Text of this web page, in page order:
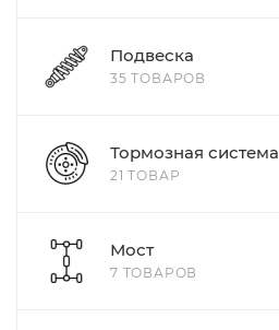
Подвеска
35 ТОВАРОВ
Тормозная система
21 ТОВАР
Мост
7 ТОВАРОВ